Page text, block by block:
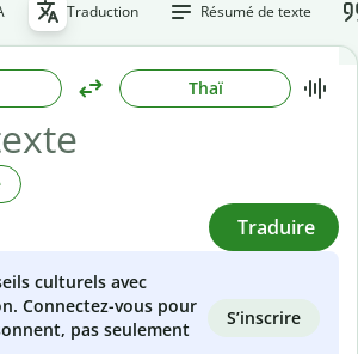
Traduction Résumé de texte
Thaï
Traduire
culturels avec
Connectez-vous pour
pas seulement
S’inscrire